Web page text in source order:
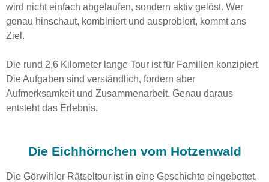
wird nicht einfach abgelaufen, sondern aktiv gelöst. Wer
genau hinschaut, kombiniert und ausprobiert, kommt ans
Ziel.
Die rund 2,6 Kilometer lange Tour ist für Familien konzipiert.
Die Aufgaben sind verständlich, fordern aber
Aufmerksamkeit und Zusammenarbeit. Genau daraus
entsteht das Erlebnis.
Die Eichhörnchen vom Hotzenwald
Die Görwihler Rätseltour ist in eine Geschichte eingebettet,